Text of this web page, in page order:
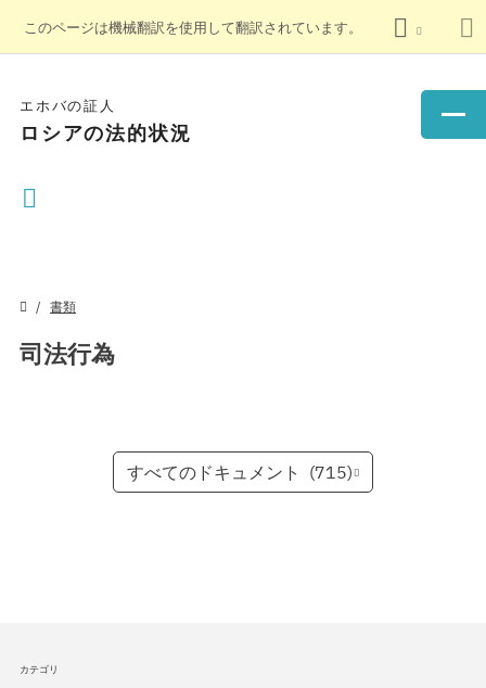
このページは機械翻訳を使用して翻訳されています。
エホバの証人
ロシアの法的状況
書類
司法行為
すべてのドキュメント (715)
カテゴリ